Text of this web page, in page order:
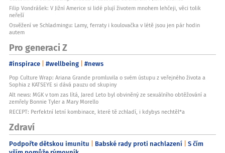
Filip Vondrášek: V Jižní Americe si lidé plují životem mnohem lehčeji, věci tolik
neřeší
Osvěžení ve Schladmingu: Lamy, ferraty i koulovačka v létě jsou jen pár hodin
autem
Pro generaci Z
#inspirace #wellbeing #news
Pop Culture Wrap: Ariana Grande promluvila o svém ústupu z veřejného života a
Sophia z KATSEYE si dává pauzu od skupiny
Alt news: MGK v tom zas lítá, Jared Leto byl obviněný ze sexuálního obtěžování a
zemřely Bonnie Tyler a Mary Morello
RECEPT: Perfektní letní kombinace, které tě zchladí, i kdybys nechtěl*a
Zdraví
Podpořte dětskou imunitu Babské rady proti nachlazení S čím